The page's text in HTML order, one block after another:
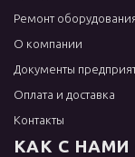
Ремонт
О компании
Документы
Оплата и доставка
Контакты
КАК С НАМИ